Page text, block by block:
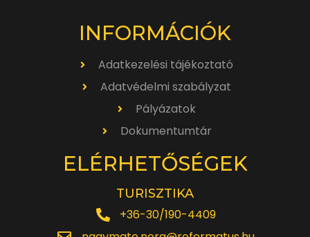
INFORMÁCIÓK
Adatkezelési tájékoztató
Adatvédelmi szabályzat
Pályázatok
Dokumentumtár
ELÉRHETŐSÉGEK
TURISZTIKA
+36-30/190-4409